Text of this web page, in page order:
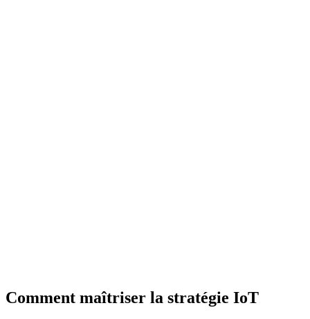
Comment maîtriser la stratégie IoT